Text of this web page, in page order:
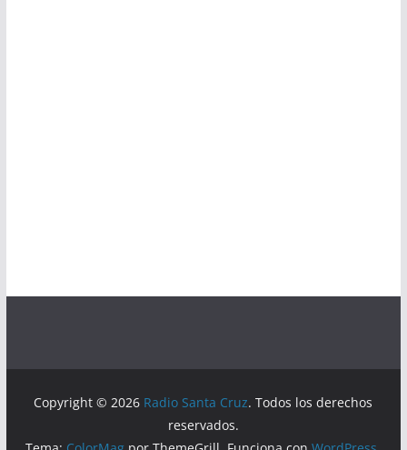
Copyright © 2026 Radio Santa Cruz. Todos los derechos
reservados.